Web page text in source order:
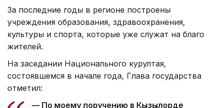
За последние годы в регионе построены
учреждения образования, здравоохранения,
культуры и спорта, которые уже служат на благо
жителей.
На заседании Национального курултая,
состоявшемся в начале года, Глава государства
отметил:
— По моему поручению в Кызылорде